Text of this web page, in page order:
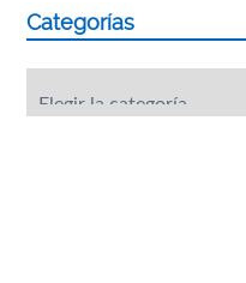
Categorías